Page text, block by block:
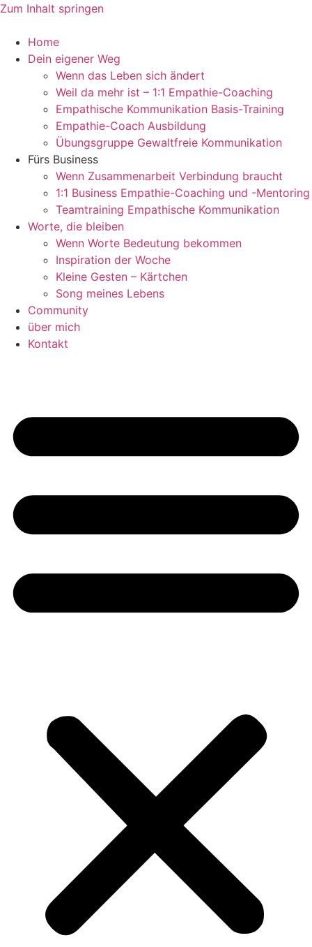
Zum Inhalt springen
Home
Dein eigener Weg
Wenn das Leben sich ändert
Weil da mehr ist – 1:1 Empathie-Coaching
Empathische Kommunikation Basis-Training
Empathie-Coach Ausbildung
Übungsgruppe Gewaltfreie Kommunikation
Fürs Business
Wenn Zusammenarbeit Verbindung braucht
1:1 Business Empathie-Coaching und -Mentoring
Teamtraining Empathische Kommunikation
Worte, die bleiben
Wenn Worte Bedeutung bekommen
Inspiration der Woche
Kleine Gesten – Kärtchen
Song meines Lebens
Community
über mich
Kontakt